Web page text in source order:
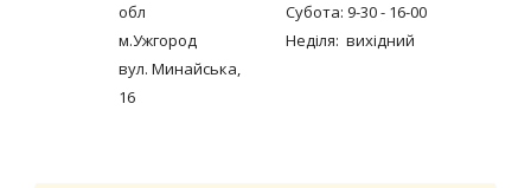
обл
м.Ужгород
вул. Минайська,
16
Субота: 9-30 - 16-00
Неділя: вихідний